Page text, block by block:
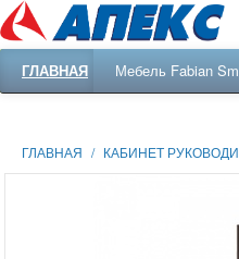
ГЛАВНАЯ Мебель Fabian
ГЛАВНАЯ / КАБИНЕТ